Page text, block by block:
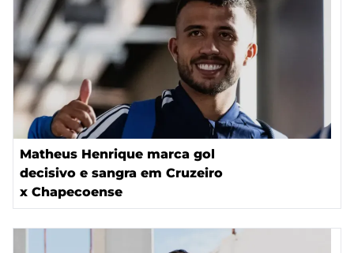
Matheus Henrique marca gol
decisivo e sangra em Cruzeiro
x Chapecoense